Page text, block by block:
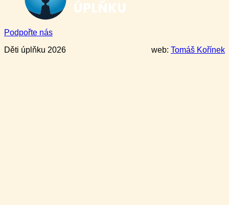
Podpořte nás
Děti úplňku 2026
web: Tomáš Kořínek